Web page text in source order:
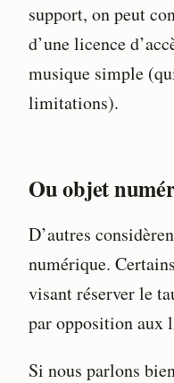
support, on peut
d’une licence
musique simple
limitations).
Ou objet
D’autres
numérique.
visant réserver le
par opposition aux
Si nous parlons